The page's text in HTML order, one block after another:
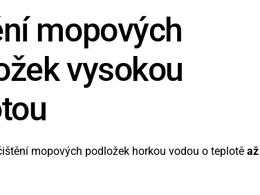
mopových
vysokou
mopových podložek horkou vodou o teplotě až